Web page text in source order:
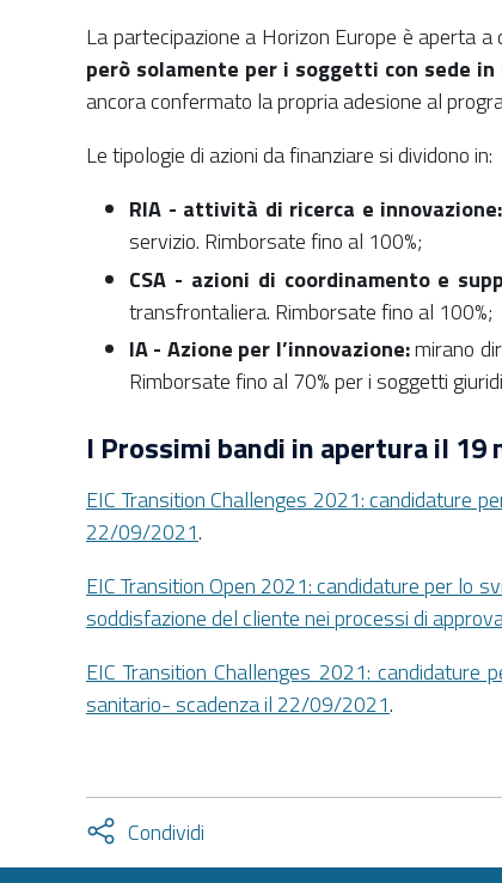
La partecipazione a Horizon Europe è aperta
però solamente per i soggetti con sede
ancora confermato la propria adesione al
Le tipologie di azioni da finanziare si dividono in:
RIA - attività di ricerca e innovazione:
servizio. Rimborsate fino al 100%;
CSA - azioni di coordinamento e
transfrontaliera. Rimborsate fino al 100%;
IA - Azione per l’innovazione:mirano
Rimborsate fino al 70% per i soggetti
I Prossimi bandi in apertura il 19
EIC Transition Challenges 2021: candidature
22/09/2021.
EIC Transition Open 2021: candidature per lo
soddisfazione del cliente nei processi di
EIC Transition Challenges 2021:
sanitario- scadenza il 22/09/2021.
Condividi
facebook
twitter
Attiva
condividi